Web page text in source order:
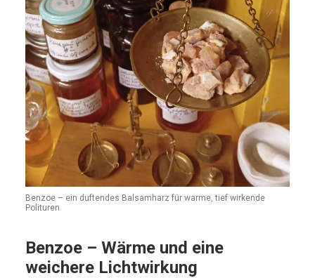
Benzoe – ein duftendes Balsamharz für warme, tief wirkende
Polituren
Benzoe – Wärme und eine
weichere Lichtwirkung